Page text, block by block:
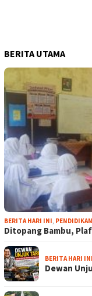
BERITA UTAMA
BERITA HARI INI PENDIDIKAN
Ditopang Bambu,
BERITA HARI INI
Dewan